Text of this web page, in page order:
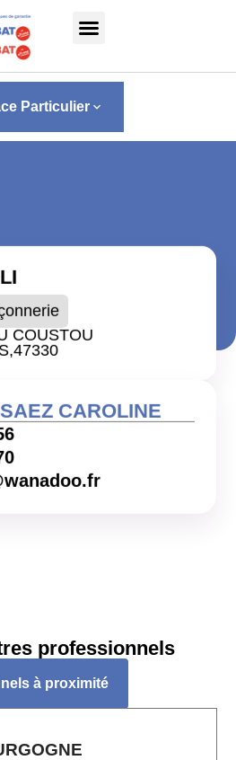
Particulier keyboard_arrow_down
COUSTOU
47330
CAROLINE
professionnels
à proximité